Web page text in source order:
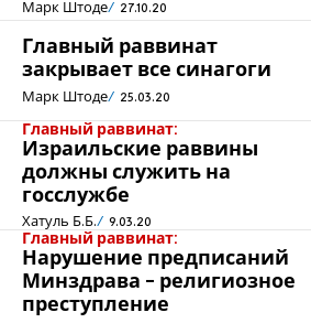
Марк Штоде 27.10.20
Главный раввинат
закрывает все синагоги
Марк Штоде 25.03.20
Главный раввинат:
Израильские раввины
должны служить на
госслужбе
Хатуль Б.Б. 9.03.20
Главный раввинат:
Нарушение предписаний
Минздрава - религиозное
преступление